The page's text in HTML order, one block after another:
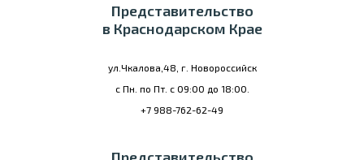
Представительство
в Краснодарском Крае
ул.Чкалова,48, г. Новороссийск
с Пн. по Пт. с 09:00 до 18:00.
+7 988-762-62-49